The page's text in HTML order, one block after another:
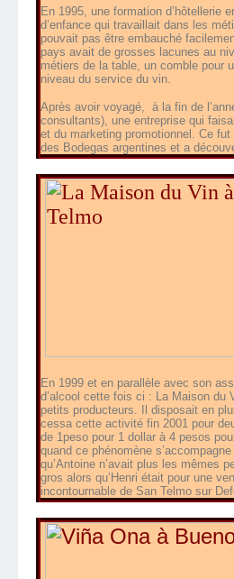
En 1995, une formation d’hôtellerie
d’enfance qui travaillait dans les
pouvait pas être embauché
pays avait de grosses lacunes au
métiers de la table, un comble pour
niveau du service du vin.
Après avoir voyagé, à la fin de
consultants), une entreprise qui
et du marketing promotionnel. Ce
des Bodegas argentines et a
En 1999 et en parallèle avec son
d’alcool cette fois ci : La Maison du
petits producteurs. Il disposait en
cessa cette activité fin 2001 pour
de 1peso pour 1 dollar à 4 pesos
quand ce phénomène
qu’Antoine n’avait plus les mêmes
gros alors qu’Henri était pour une
incontournable de San Telmo sur